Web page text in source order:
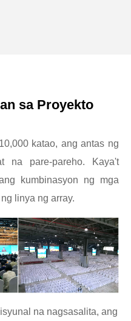
sa Proyekto
katao, ang antas ng
na pare-pareho. Kaya't
kumbinasyon ng mga
linya ng array.
na nagsasalita, ang